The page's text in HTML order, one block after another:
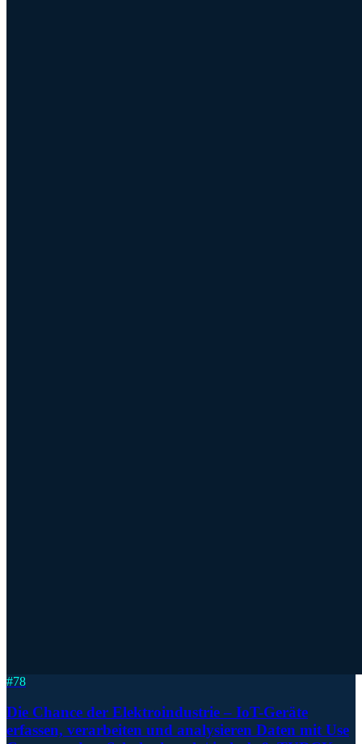
#78
Die Chance der Elektroindustrie – IoT-Geräte
erfassen, verarbeiten und analysieren Daten mit Use